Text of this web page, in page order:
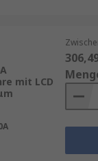
andere
in der
erheblich.
mit LCD